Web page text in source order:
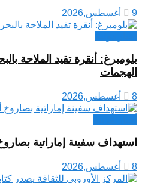
9 أغسطس,2026
بلومبرغ: أنقرة تقيد الملاحة
الهجمات
8 أغسطس,2026
استهداف سفينة إماراتية
8 أغسطس,2026